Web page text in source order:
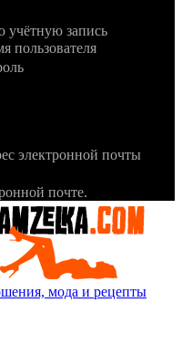
учётную запись
пользователя
электронной почты
почте.
мода и рецепты